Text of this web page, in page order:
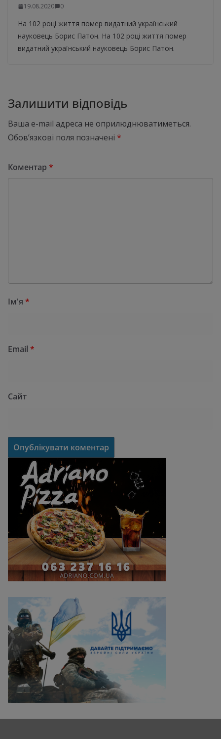
19.08.2020 0
На 102 році життя помер видатний український
науковець Борис Патон. На 102 році життя помер
видатний український науковець Борис Патон.
Залишити відповідь
Ваша e-mail адреса не оприлюднюватиметься.
Обов’язкові поля позначені *
Коментар *
Ім'я *
Email *
Сайт